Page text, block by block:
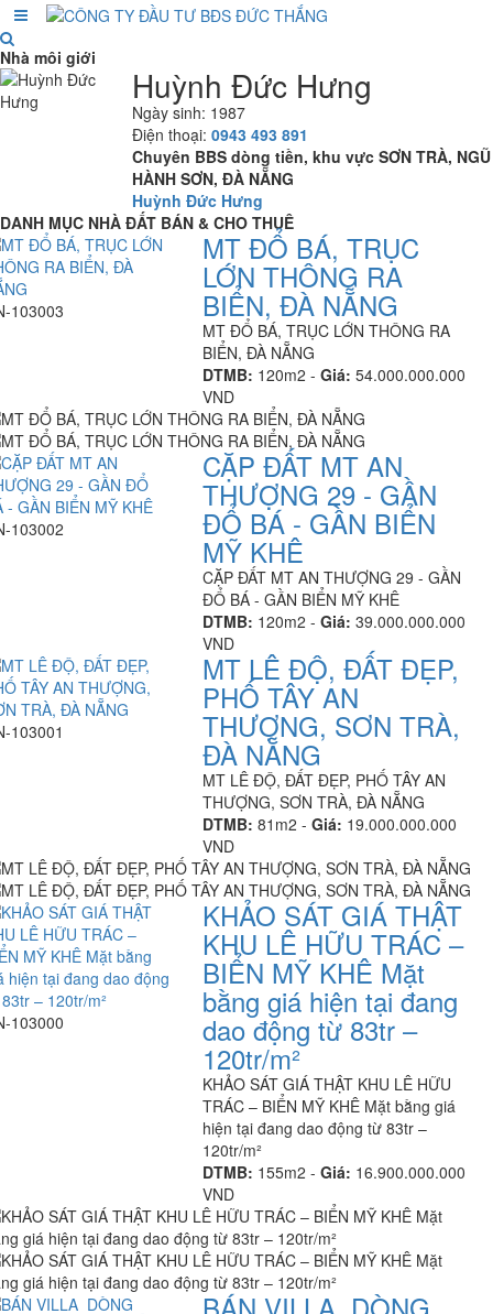
Nhà môi giới
Huỳnh Đức Hưng
Ngày sinh: 1987
Điện thoại: 0943 493 891
Chuyên BBS dòng tiền, khu vực SƠN TRÀ, NGŨ
HÀNH SƠN, ĐÀ NẴNG
Huỳnh Đức Hưng
DANH MỤC NHÀ ĐẤT BÁN & CHO THUÊ
103003
MT ĐỔ BÁ, TRỤC
LỚN THÔNG RA
BIỂN, ĐÀ NẴNG
MT ĐỔ BÁ, TRỤC LỚN THÔNG RA
BIỂN, ĐÀ NẴNG
DTMB: 120m2 -Giá: 54.000.000.000
VND
103002
CẶP ĐẤT MT AN
THƯỢNG 29 - GẦN
ĐỔ BÁ - GẦN BIỂN
MỸ KHÊ
CẶP ĐẤT MT AN THƯỢNG 29 - GẦN
ĐỔ BÁ - GẦN BIỂN MỸ KHÊ
DTMB: 120m2 -Giá: 39.000.000.000
VND
103001
MT LÊ ĐỘ, ĐẤT ĐẸP,
PHỐ TÂY AN
THƯỢNG, SƠN TRÀ,
ĐÀ NẴNG
MT LÊ ĐỘ, ĐẤT ĐẸP, PHỐ TÂY AN
THƯỢNG, SƠN TRÀ, ĐÀ NẴNG
DTMB: 81m2 -Giá: 19.000.000.000
VND
103000
KHẢO SÁT GIÁ THẬT
KHU LÊ HỮU TRÁC –
BIỂN MỸ KHÊ Mặt
bằng giá hiện tại đang
dao động từ 83tr –
120tr/m²
KHẢO SÁT GIÁ THẬT KHU LÊ HỮU
TRÁC – BIỂN MỸ KHÊ Mặt bằng giá
hiện tại đang dao động từ 83tr –
120tr/m²
DTMB: 155m2 -Giá: 16.900.000.000
VND